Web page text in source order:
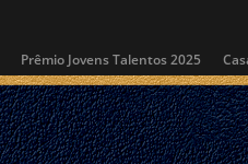
Prêmio Jovens Talentos 2025